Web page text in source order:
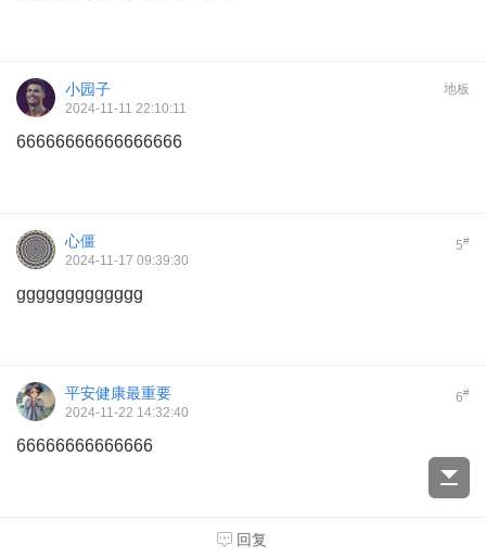
地板
小园子
2024-11-11 22:10:11
66666666666666666
5#
心僵
2024-11-17 09:39:30
ggggggggggggg
6#
平安健康最重要
2024-11-22 14:32:40
66666666666666
回复